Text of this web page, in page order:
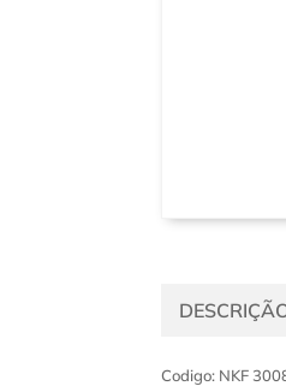
Codigo: NKF